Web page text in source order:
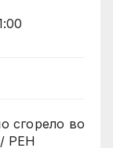
сгорело во
РЕН